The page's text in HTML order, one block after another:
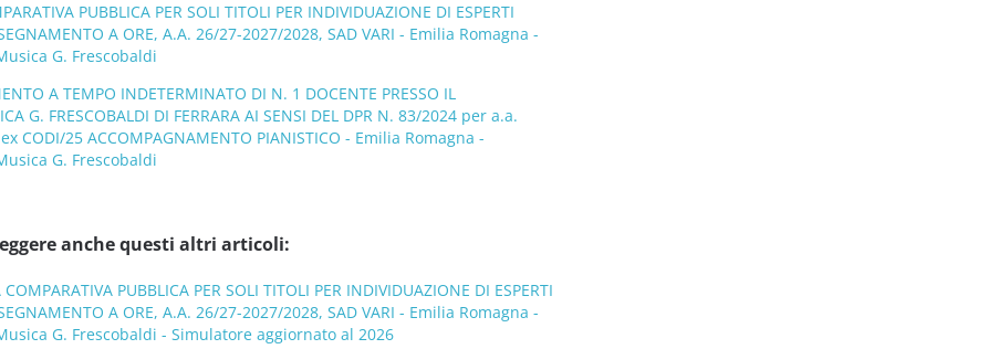
PUBBLICA PER SOLI TITOLI PER INDIVIDUAZIONE DI ESPERTI
A ORE, A.A. 26/27-2027/2028, SAD VARI - Emilia Romagna -
G. Frescobaldi
A TEMPO INDETERMINATO DI N. 1 DOCENTE PRESSO IL
G. FRESCOBALDI DI FERRARA AI SENSI DEL DPR N. 83/2024 per a.a.
CODI/25 ACCOMPAGNAMENTO PIANISTICO - Emilia Romagna -
G. Frescobaldi
anche questi altri articoli:
PUBBLICA PER SOLI TITOLI PER INDIVIDUAZIONE DI ESPERTI
A ORE, A.A. 26/27-2027/2028, SAD VARI - Emilia Romagna -
G. Frescobaldi - Simulatore aggiornato al 2026